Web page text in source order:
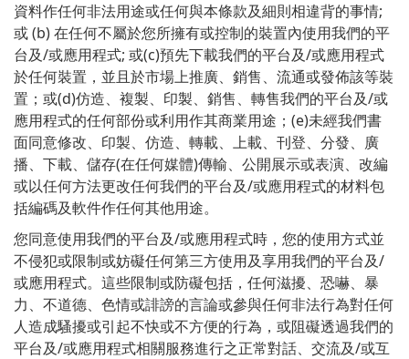
資料作任何非法用途或任何與本條款及細則相違背的事情;
或 (b) 在任何不屬於您所擁有或控制的裝置內使用我們的平
台及/或應用程式; 或(c)預先下載我們的平台及/或應用程式
於任何裝置，並且於市場上推廣、銷售、流通或發佈該等裝
置；或(d)仿造、複製、印製、銷售、轉售我們的平台及/或
應用程式的任何部份或利用作其商業用途； (e)未經我們書
面同意修改、印製、仿造、轉載、上載、刊登、分發、廣
播、下載、儲存(在任何媒體)傳輸、公開展示或表演、改編
或以任何方法更改任何我們的平台及/或應用程式的材料包
括編碼及軟件作任何其他用途。
您同意使用我們的平台及/或應用程式時，您的使用方式並
不侵犯或限制或妨礙任何第三方使用及享用我們的平台及/
或應用程式。這些限制或防礙包括，任何滋擾、恐嚇、暴
力、不道德、色情或誹謗的言論或參與任何非法行為對任何
人造成騷擾或引起不快或不方便的行為，或阻礙透過我們的
平台及/或應用程式相關服務進行之正常對話、交流及/或互